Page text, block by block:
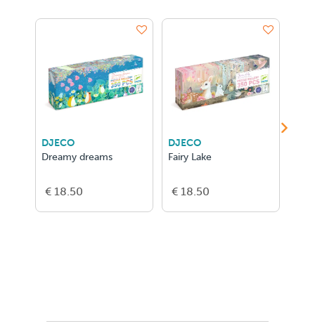
DJECO
Dreamy dreams
€ 18.50
DJECO
Fairy Lake
€ 18.50